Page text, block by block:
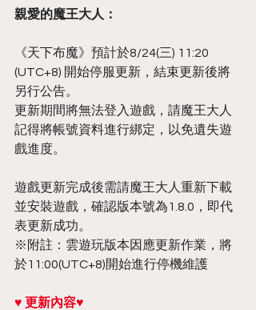
親愛的魔王大人：
《天下布魔》預計於8/24(三) 11:20
(UTC+8) 開始停服更新，結束更新後將
另行公告。
更新期間將無法登入遊戲，請魔王大人
記得將帳號資料進行綁定，以免遺失遊
戲進度。
遊戲更新完成後需請魔王大人重新下載
並安裝遊戲，確認版本號為1.8.0，即代
表更新成功。
※附註：雲遊玩版本因應更新作業，將
於11:00(UTC+8)開始進行停機維護
♥ 更新內容♥